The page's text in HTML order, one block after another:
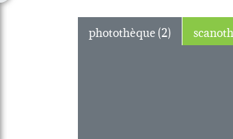
photothèque (2)